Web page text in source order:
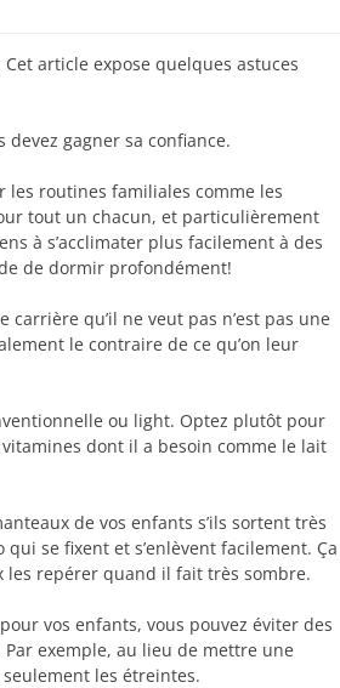
article expose quelques astuces
devez gagner sa confiance.
les routines familiales comme les
tout un chacun, et particulièrement
à s’acclimater plus facilement à des
de dormir profondément!
qu’il ne veut pas n’est pas une
le contraire de ce qu’on leur
ou light. Optez plutôt pour
dont il a besoin comme le lait
de vos enfants s’ils sortent très
se fixent et s’enlèvent facilement. Ça
les repérer quand il fait très sombre.
vos enfants, vous pouvez éviter des
exemple, au lieu de mettre une
les étreintes.